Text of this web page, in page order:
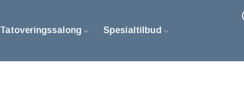
Tatoveringssalong Spesialtilbud